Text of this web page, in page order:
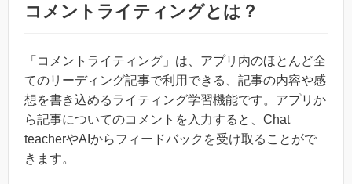
コメントライティングとは？
「コメントライティング」は、アプリ内のほとんど全
てのリーディング記事で利用できる、記事の内容や感
想を書き込めるライティング学習機能です。アプリか
ら記事についてのコメントを入力すると、Chat
teacherやAIからフィードバックを受け取ることがで
きます。